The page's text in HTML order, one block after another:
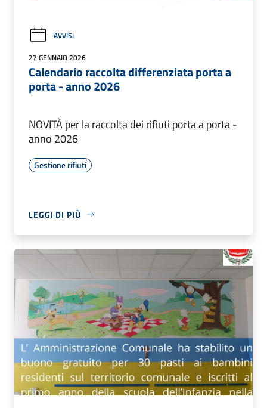
AVVISI
27 GENNAIO 2026
Calendario raccolta differenziata porta a
porta - anno 2026
NOVITÀ per la raccolta dei rifiuti porta a porta -
anno 2026
Gestione rifiuti
LEGGI DI PIÙ